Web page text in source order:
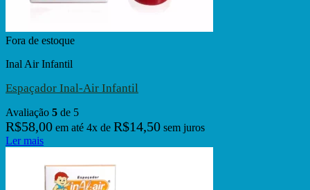
Fora de estoque
Inal Air Infantil
Espaçador Inal-Air Infantil
Avaliação 5 de 5
R$58,00 em até 4x de R$14,50 sem juros
Ler mais